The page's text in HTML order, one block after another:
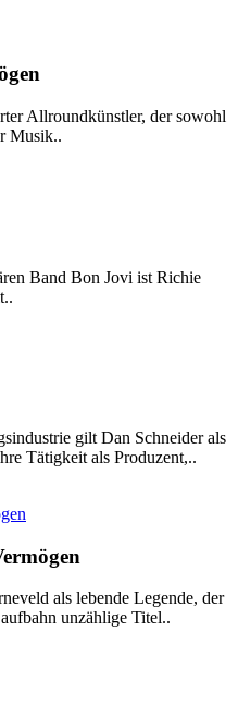
Allroundkünstler, der sowohl
Musik..
Band Bon Jovi ist Richie
gilt Dan Schneider als
Tätigkeit als Produzent,..
als lebende Legende, der
unzählige Titel..